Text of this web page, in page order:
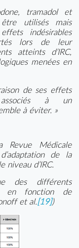
tramadol et
utilisés mais
indésirables
lors de leur
atteints d’IRC,
menées en
de ses effets
associés à un
à éviter. »
Médicale
de la
niveau d’IRC.
des différents
en fonction de
et al.[19])